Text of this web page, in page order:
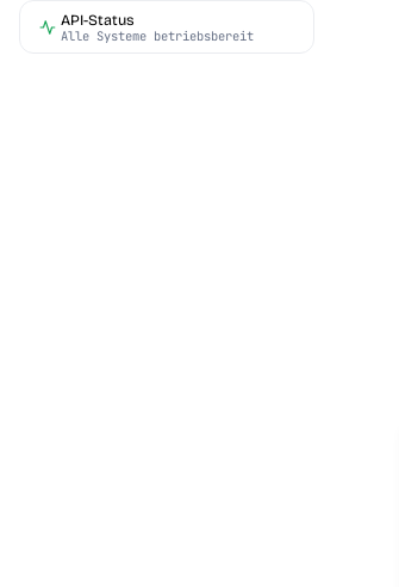
API-Status
Alle Systeme betriebsbereit